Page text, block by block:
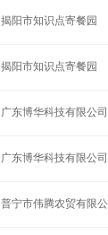
揭阳市知识点寄餐园
揭阳市知识点寄餐园
广东博华科技有限公司
广东博华科技有限公司
普宁市伟腾农贸有限公